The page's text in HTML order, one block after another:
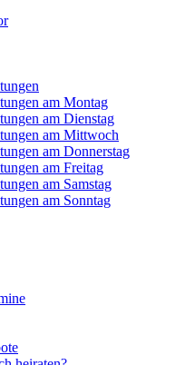
am Montag
am Dienstag
am Mittwoch
am Donnerstag
am Freitag
am Samstag
am Sonntag